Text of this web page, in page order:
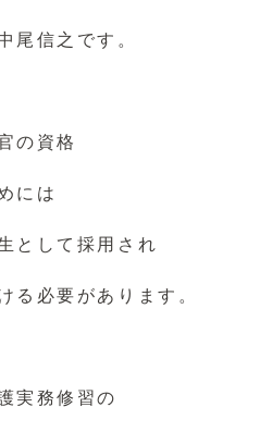
尾信之です。
の資格
には
として採用され
る必要があります。
実務修習の